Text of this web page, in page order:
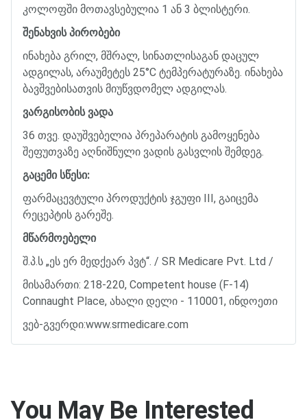
კოლოფში მოთავსებულია 1 ან 3 ბლისტერი.
შენახვის პირობები
ინახება გრილ, მშრალ, სინათლისაგან დაცულ
ადგილას, არაუმეტეს 25°C ტემპერატურაზე. ინახება
ბავშვებისათვის მიუწვდომელ ადგილას.
ვარგისობის ვადა
36 თვე. დაუშვებელია პრეპარატის გამოყენება
შეფუთვაზე აღნიშნული ვადის გასვლის შემდეგ.
გაცემი სწესი:
ფარმაცევტული პროდუქტის ჯგუფი III, გაიცემა
რეცეპტის გარეშე.
მწარმოებელი
შ.პ.ს „ეს ერ მედქეარ პვტ“. / SR Medicare Pvt. Ltd /
მისამართი: 218-220, Competent house (F-14)
Connaught Place, ახალი დელი - 110001, ინდოეთი
ვებ-გვერდი:www.srmedicare.com
You May Be Interested